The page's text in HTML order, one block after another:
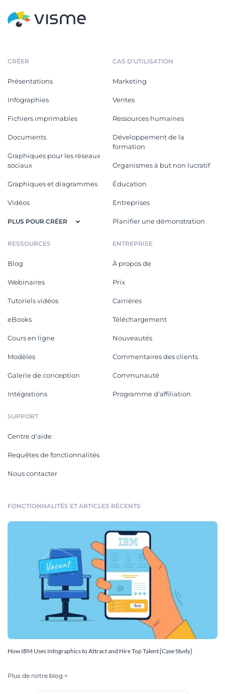
CRÉER
Présentations
Infographies
Fichiers imprimables
Documents
Graphiques pour les réseaux
sociaux
Graphiques et diagrammes
Vidéos
PLUS POUR CRÉER
CAS D'UTILISATION
Marketing
Ventes
Ressources humaines
Développement de la
formation
Organismes à but non lucratif
Éducation
Entreprises
Planifier une démonstration
RESSOURCES
Blog
Webinaires
Tutoriels vidéos
eBooks
Cours en ligne
Modèles
Galerie de conception
Intégrations
ENTREPRISE
À propos de
Prix
Carrières
Téléchargement
Nouveautés
Commentaires des clients
Communauté
Programme d'affiliation
SUPPORT
Centre d'aide
Requêtes de fonctionnalités
Nous contacter
FONCTIONNALITÉS ET ARTICLES RÉCENTS
How IBM Uses Infographics to Attract and Hire Top Talent [Case Study]
Plus de notre blog >